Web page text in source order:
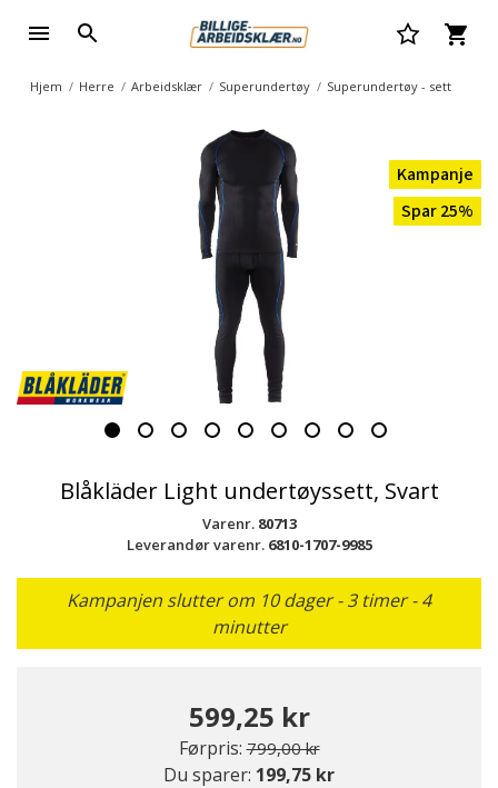
Hjem Herre Arbeidsklær Superundertøy Superundertøy - sett
Kampanje
Spar 25%
Blåkläder Light undertøyssett, Svart
Varenr. 80713
Leverandør varenr. 6810-1707-9985
Kampanjen slutter om 10 dager - 3 timer - 4
minutter
599,25 kr
Førpris: Pris redusert fra
799,00 krtil
Du sparer: 199,75 kr